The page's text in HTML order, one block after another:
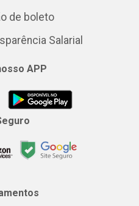
de boleto
Salarial
APP